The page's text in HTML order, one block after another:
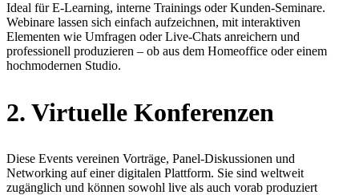
Ideal für E-Learning, interne Trainings oder Kunden-Seminare.
Webinare lassen sich einfach aufzeichnen, mit interaktiven
Elementen wie Umfragen oder Live-Chats anreichern und
professionell produzieren – ob aus dem Homeoffice oder einem
hochmodernen Studio.
2. Virtuelle Konferenzen
Diese Events vereinen Vorträge, Panel-Diskussionen und
Networking auf einer digitalen Plattform. Sie sind weltweit
zugänglich und können sowohl live als auch vorab produziert